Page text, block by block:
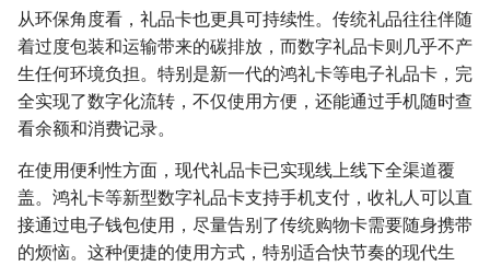
从环保角度看，礼品卡也更具可持续性。传统礼品往往伴随
着过度包装和运输带来的碳排放，而数字礼品卡则几乎不产
生任何环境负担。特别是新一代的鸿礼卡等电子礼品卡，完
全实现了数字化流转，不仅使用方便，还能通过手机随时查
看余额和消费记录。
在使用便利性方面，现代礼品卡已实现线上线下全渠道覆
盖。鸿礼卡等新型数字礼品卡支持手机支付，收礼人可以直
接通过电子钱包使用，尽量告别了传统购物卡需要随身携带
的烦恼。这种便捷的使用方式，特别适合快节奏的现代生